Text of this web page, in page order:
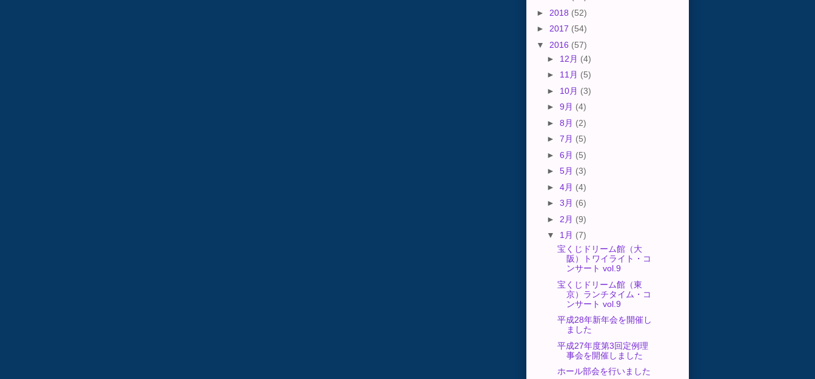
► 2018 (52)
► 2017 (54)
▼ 2016 (57)
► 12月 (4)
► 11月 (5)
► 10月 (3)
► 9月 (4)
► 8月 (2)
► 7月 (5)
► 6月 (5)
► 5月 (3)
► 4月 (4)
► 3月 (6)
► 2月 (9)
▼ 1月 (7)
宝くじドリーム館（大
阪）トワイライト・コ
ンサート vol.9
宝くじドリーム館（東
京）ランチタイム・コ
ンサート vol.9
平成28年新年会を開催し
ました
平成27年度第3回定例理
事会を開催しました
ホール部会を行いました